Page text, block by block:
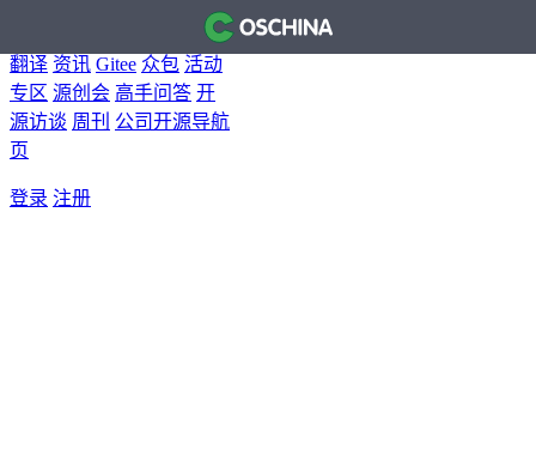
博客
翻译 资讯 Gitee 众包 活动
专区 源创会 高手问答 开
源访谈 周刊 公司开源导航
页
登录 注册